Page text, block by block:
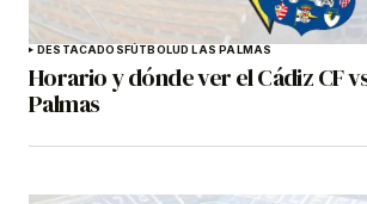
DESTACADOSFÚTBOLUD LAS PALMAS
Horario y dónde ver el Cádiz CF
Palmas